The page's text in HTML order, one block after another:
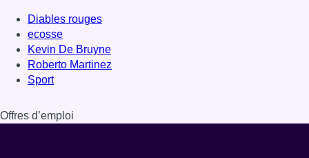
Diables rouges
ecosse
Kevin De Bruyne
Roberto Martinez
Sport
Offres d’emploi